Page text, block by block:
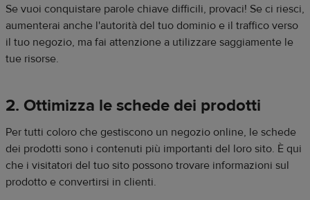
Se vuoi conquistare parole chiave difficili, provaci! Se ci riesci,
aumenterai anche l'autorità del tuo dominio e il traffico verso
il tuo negozio, ma fai attenzione a utilizzare saggiamente le
tue risorse.
2. Ottimizza le schede dei prodotti
Per tutti coloro che gestiscono un negozio online, le schede
dei prodotti sono i contenuti più importanti del loro sito. È qui
che i visitatori del tuo sito possono trovare informazioni sul
prodotto e convertirsi in clienti.